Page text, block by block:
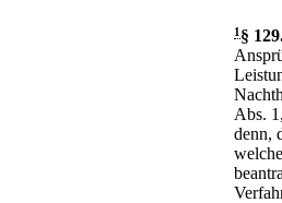
1 § 129
Abs.
denn,